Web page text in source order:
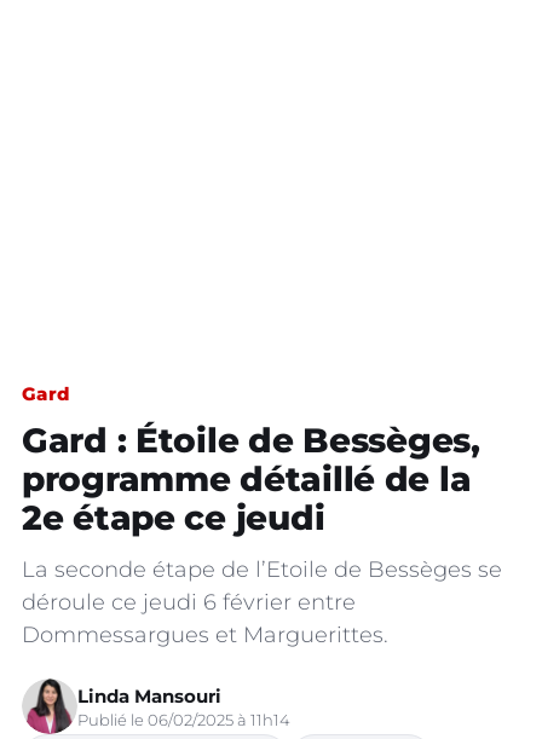
Gard
Gard : Étoile de Bessèges,
programme détaillé de la
2e étape ce jeudi
La seconde étape de l’Etoile de Bessèges se
déroule ce jeudi 6 février entre
Dommessargues et Marguerittes.
Linda Mansouri
Publié le 06/02/2025 à 11h14